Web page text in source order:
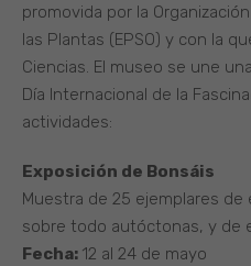
promovida por la
las Plantas (EPSO) y con la
Ciencias. El museo se une
Día Internacional de la
actividades:
Exposición de Bonsáis
Muestra de 25 ejemplares de
sobre todo autóctonas, y de
Fecha: 12 al 24 de mayo